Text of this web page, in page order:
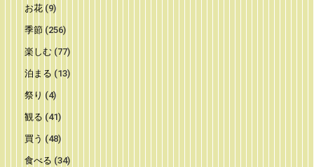
お花(9)
季節 (256)
楽しむ (77)
泊まる (13)
祭り (4)
観る (41)
買う (48)
食べる (34)